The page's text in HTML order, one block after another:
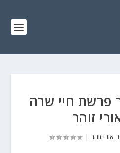
פרשת חיי שרה
זוהר
אורי זוהר |